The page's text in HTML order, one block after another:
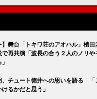
】舞台「トキワ荘のアオハル」植
で再共演「波長の合う２人のノリや
、チュート徳井への思いを語る 「
るかだと思う」